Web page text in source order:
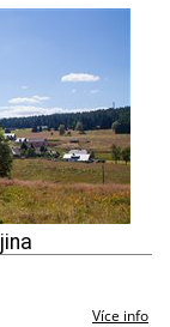
Více info